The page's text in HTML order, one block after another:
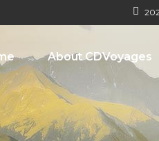
About CDVoyages